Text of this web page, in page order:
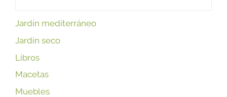
Jardín mediterráneo
Jardín seco
Libros
Macetas
Muebles